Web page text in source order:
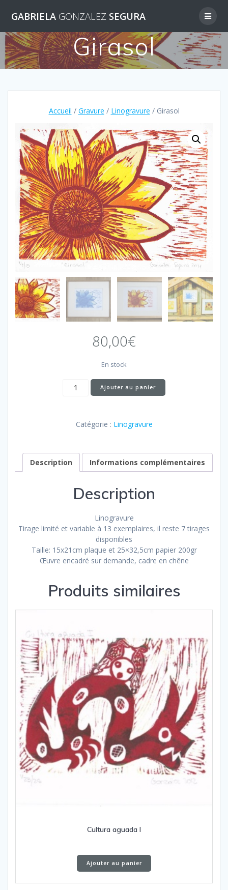
to
GABRIELA GONZALEZ SEGURA
Girasol
Accueil / Gravure / Linogravure / Girasol
80,00€
En stock
quantitéAjouter au panier
Catégorie : Linogravure
Description Informations complémentaires
Description
Linogravure
Tirage limité et variable à 13 exemplaires, il reste 7 tirages
disponibles
Taille: 15x21cm plaque et 25×32,5cm papier 200gr
Œuvre encadré sur demande, cadre en chêne
Produits similaires
Cultura aguada I
Ajouter au panier